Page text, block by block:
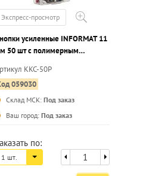
Экспресс-просмотр
усиленные INFORMAT 11
50 шт с полимерным
KKC-50P
059030
Склад МСК: Под заказ
Ваш город: Под заказ
по:
1 шт.